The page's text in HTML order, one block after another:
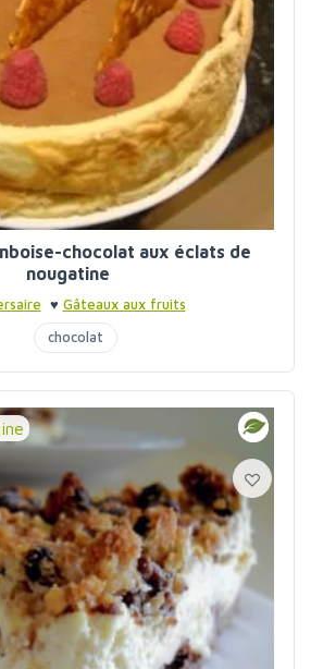
chocolat aux éclats de
nougatine
♥ Gâteaux aux fruits
chocolat